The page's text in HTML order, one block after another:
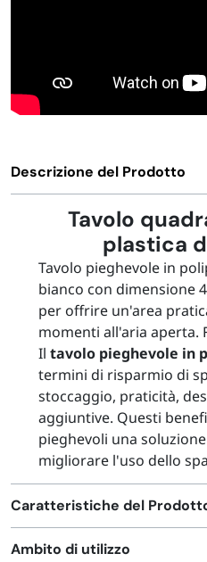
Descrizione del Prodotto
Tavolo
plastica
Tavolo pieghevole in
bianco con dimensione
per offrire un'area
momenti all'aria aperta.
Il tavolo pieghevole in
termini di risparmio di
stoccaggio, praticità,
aggiuntive. Questi
pieghevoli una
migliorare l'uso dello
Caratteristiche del
Ambito di utilizzo